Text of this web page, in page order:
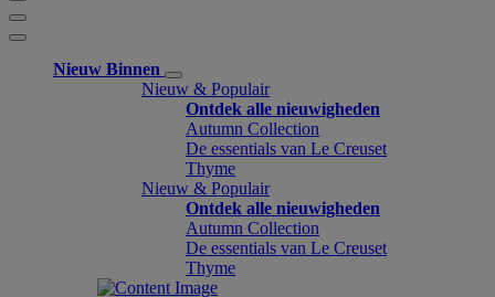
Nieuw Binnen
Nieuw & Populair
Ontdek alle nieuwigheden
Autumn Collection
De essentials van Le Creuset
Thyme
Nieuw & Populair
Ontdek alle nieuwigheden
Autumn Collection
De essentials van Le Creuset
Thyme